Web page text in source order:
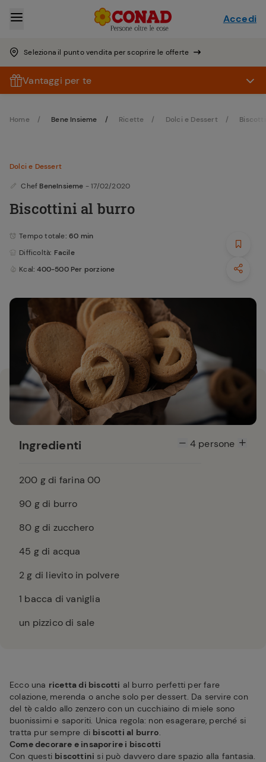
Seleziona il punto vendita per scoprire le offerte
Accedi
Vantaggi per te
Home Bene Insieme Ricette Dolci e Dessert Biscotti
Dolci e Dessert
Chef BeneInsieme - 17/02/2020
Biscottini al burro
Tempo totale: 60 min
Difficoltà: Facile
Kcal: 400-500 Per porzione
Ingredienti 4persone
200 g di farina 00
90 g di burro
80 g di zucchero
45 g di acqua
2g di lievito in polvere
1 bacca di vaniglia
un pizzico di sale
Ecco una ricetta di biscotti al burro perfetti per fare
colazione, merenda o anche solo per dessert. Da servire con
del tè caldo allo zenzero con un cucchiaino di miele sono
buonissimi e saporiti. Unica regola: non esagerare, perché si
tratta pur sempre di biscotti al burro.
Come decorare e insaporire i biscotti
Con questi biscottini si può davvero dare spazio alla fantasia.